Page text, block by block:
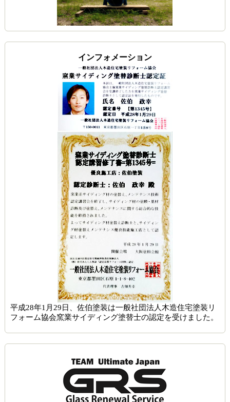
インフォメーション
平成28年1月29日、佐伯塗装は一般社団法人木造住宅塗装リ
フォーム協会窯業サイディング塗替士の認定を受けました。